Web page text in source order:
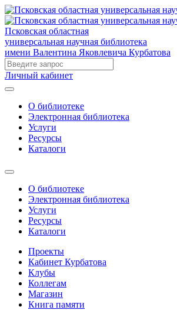
Псковская областная
универсальная научная библиотека
имени Валентина Яковлевича Курбатова
Личный кабинет
О библиотеке
Электронная библиотека
Услуги
Ресурсы
Каталоги
О библиотеке
Электронная библиотека
Услуги
Ресурсы
Каталоги
Проекты
Кабинет Курбатова
Клубы
Коллегам
Магазин
Книга памяти